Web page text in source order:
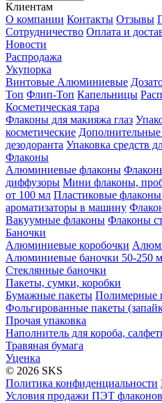
Клиентам
О компании Контакты Отзывы
Сотрудничество Оплата и
Новости
Распродажа
Укупорка
Винтовые Алюминиевые
Топ Флип-Топ Капельницы
Косметическая тара
Флаконы для макияжа глаз
косметические
дезодоранта Упаковка средств
Флаконы
Алюминиевые флаконы
диффузоры Мини флаконы,
от 100 мл Пластиковые
ароматизаторы в машину
Вакуумные флаконы Флаконы
Баночки
Алюминиевые коробочки
Алюминиевые баночки 50-250
Стеклянные баночки
Пакеты, сумки, коробки
Бумажные пакеты Полимерные
Фольгированные пакеты
Прочая упаковка
Наполнитель для короба,
Травяная бумага
Уценка
© 2026 SKS
Политика конфиденциальности
Условия продажи ПЭТ флаконов